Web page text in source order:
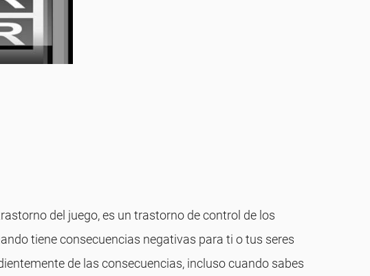
del juego, es un trastorno de control de los
tiene consecuencias negativas para ti o tus seres
de las consecuencias, incluso cuando sabes